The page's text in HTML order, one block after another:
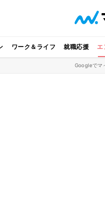
ワーク＆ライフ 就職応援 エ
Googleでマ